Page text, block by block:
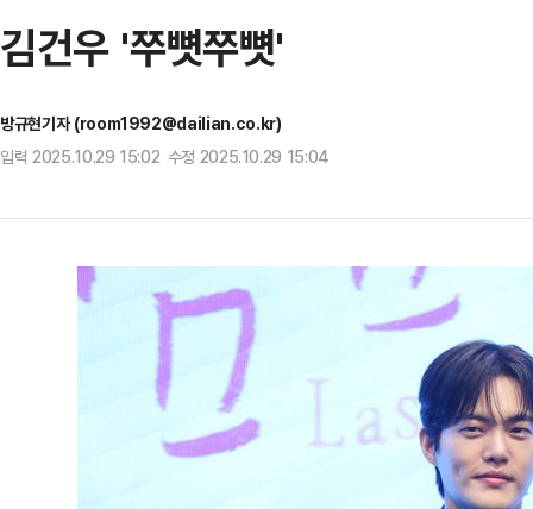
김건우 '쭈뼛쭈뼛'
방규현기자 (room1992@dailian.co.kr)
입력 2025.10.29 15:02 수정 2025.10.29 15:04